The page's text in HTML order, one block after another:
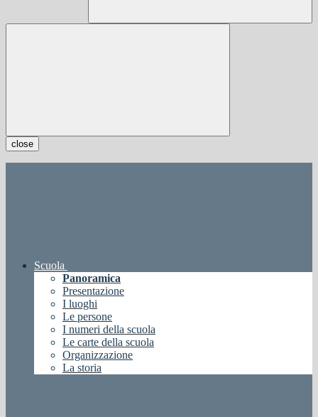
close
Scuola
Panoramica
Presentazione
I luoghi
Le persone
I numeri della scuola
Le carte della scuola
Organizzazione
La storia